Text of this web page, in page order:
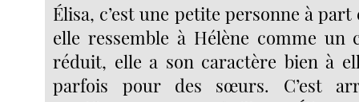
Élisa, c’est une petite personne à
elle ressemble à Hélène comme un
réduit, elle a son caractère bien à
parfois pour des sœurs. C’est